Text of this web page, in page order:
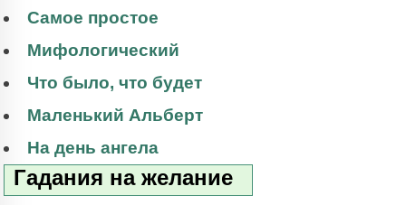
Самое простое
Мифологический
Что было, что будет
Маленький Альберт
На день ангела
Гадания на желание